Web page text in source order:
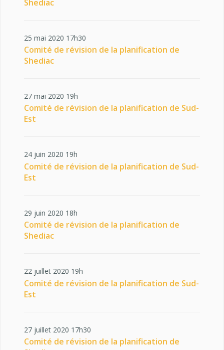
Shediac
25 mai 2020 17h30
Comité de révision de la planification de
Shediac
27 mai 2020 19h
Comité de révision de la planification de Sud-
Est
24 juin 2020 19h
Comité de révision de la planification de Sud-
Est
29 juin 2020 18h
Comité de révision de la planification de
Shediac
22 juillet 2020 19h
Comité de révision de la planification de Sud-
Est
27 juillet 2020 17h30
Comité de révision de la planification de